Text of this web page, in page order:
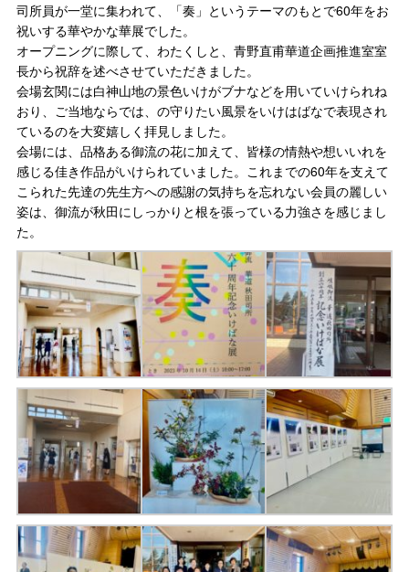
司所員が一堂に集われて、「奏」というテーマのもとで60年をお
祝いする華やかな華展でした。
オープニングに際して、わたくしと、青野直甫華道企画推進室室
長から祝辞を述べさせていただきました。
会場玄関には白神山地の景色いけがブナなどを用いていけられね
おり、ご当地ならでは、の守りたい風景をいけはばなで表現され
ているのを大変嬉しく拝見しました。
会場には、品格ある御流の花に加えて、皆様の情熱や想いいれを
感じる佳き作品がいけられていました。これまでの60年を支えて
こられた先達の先生方への感謝の気持ちを忘れない会員の麗しい
姿は、御流が秋田にしっかりと根を張っている力強さを感じまし
た。